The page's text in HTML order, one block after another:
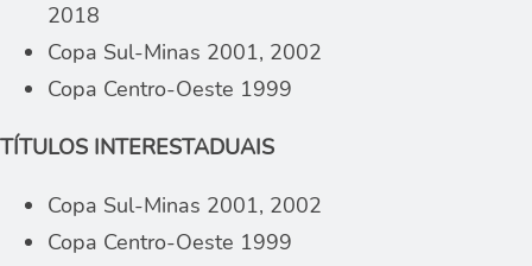
2018
Copa Sul-Minas 2001, 2002
Copa Centro-Oeste 1999
TÍTULOS INTERESTADUAIS
Copa Sul-Minas 2001, 2002
Copa Centro-Oeste 1999